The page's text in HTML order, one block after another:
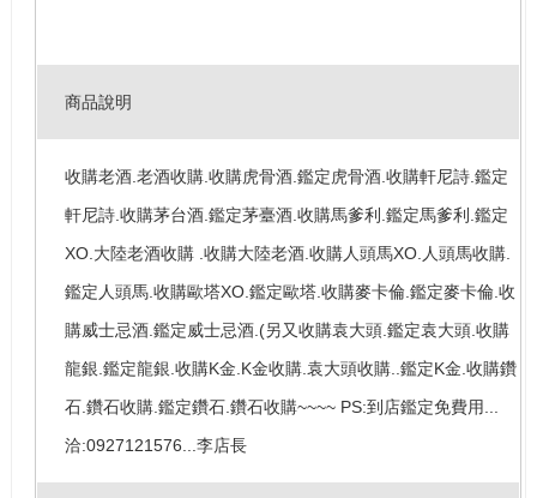
商品說明
收購老酒.老酒收購.收購虎骨酒.鑑定虎骨酒.收購軒尼詩.鑑定
軒尼詩.收購茅台酒.鑑定茅臺酒.收購馬爹利.鑑定馬爹利.鑑定
XO.大陸老酒收購 .收購大陸老酒.收購人頭馬XO.人頭馬收購.
鑑定人頭馬.收購歐塔XO.鑑定歐塔.收購麥卡倫.鑑定麥卡倫.收
購威士忌酒.鑑定威士忌酒.(另又收購袁大頭.鑑定袁大頭.收購
龍銀.鑑定龍銀.收購K金.K金收購.袁大頭收購..鑑定K金.收購鑽
石.鑽石收購.鑑定鑽石.鑽石收購~~~~ PS:到店鑑定免費用...
洽:0927121576...李店長